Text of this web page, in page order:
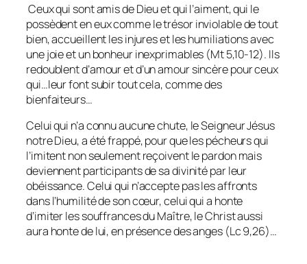
Ceux qui sont amis de Dieu et qui l’aiment, qui le
possèdent en eux comme le trésor inviolable de tout
bien, accueillent les injures et les humiliations avec
une joie et un bonheur inexprimables (Mt 5,10-12). Ils
redoublent d’amour et d’un amour sincère pour ceux
qui…leur font subir tout cela, comme des
bienfaiteurs…
Celui qui n’a connu aucune chute, le Seigneur Jésus
notre Dieu, a été frappé, pour que les pécheurs qui
l’imitent non seulement reçoivent le pardon mais
deviennent participants de sa divinité par leur
obéissance. Celui qui n’accepte pas les affronts
dans l’humilité de son cœur, celui qui a honte
d’imiter les souffrances du Maître, le Christ aussi
aura honte de lui, en présence des anges (Lc 9,26)…